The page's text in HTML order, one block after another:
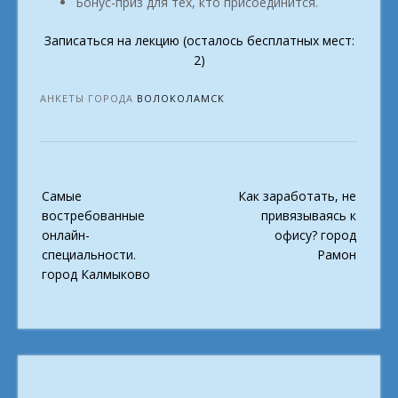
Записаться на лекцию (осталось бесплатных мест:
2)
АНКЕТЫ ГОРОДА ВОЛОКОЛАМСК
navigation
Самые
востребованные
онлайн-
специальности.
город Калмыково
Как заработать, не
привязываясь к
офису? город
Рамон